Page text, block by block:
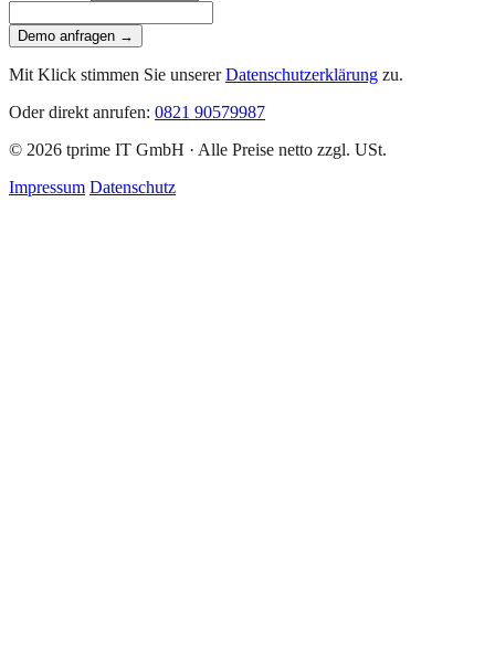
Demo anfragen →
Mit Klick stimmen Sie unsererDatenschutzerklärung zu.
Oder direkt anrufen: 0821 90579987
© 2026 tprime IT GmbH · Alle Preise netto zzgl. USt.
Impressum Datenschutz